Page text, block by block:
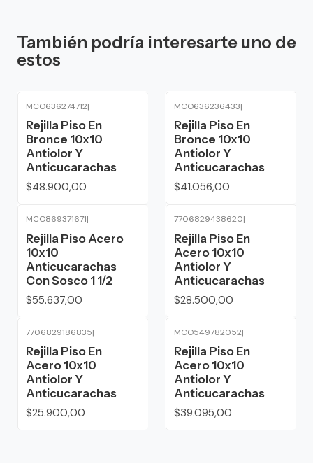
También podría interesarte uno de
estos
MCO636274712|
Rejilla Piso En
Bronce 10x10
Antiolor Y
Anticucarachas
$48.900,00
MCO636236433|
Rejilla Piso En
Bronce 10x10
Antiolor Y
Anticucarachas
$41.056,00
MCO869371671|
Rejilla Piso Acero
10x10
Anticucarachas
Con Sosco 1 1/2
$55.637,00
7706829438620|
Rejilla Piso En
Acero 10x10
Antiolor Y
Anticucarachas
$28.500,00
7706829186835|
Rejilla Piso En
Acero 10x10
Antiolor Y
Anticucarachas
$25.900,00
MCO549782052|
Rejilla Piso En
Acero 10x10
Antiolor Y
Anticucarachas
$39.095,00